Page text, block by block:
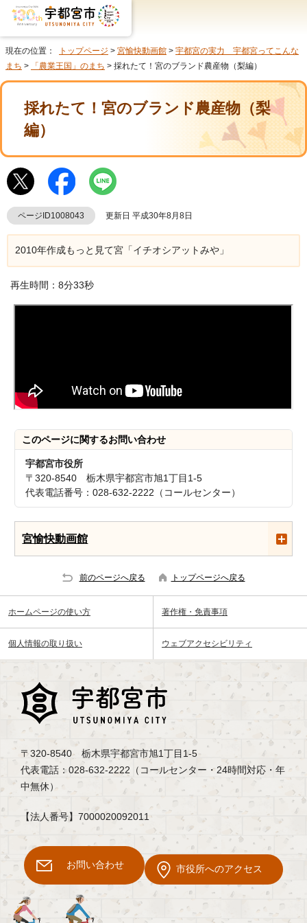
現在の位置： トップページ > 宮愉快動画館 > 宇都宮の実力 宇都宮ってこんな
まち > 「農業王国」のまち > 採れたて！宮のブランド農産物（梨編）
採れたて！宮のブランド農産物（梨
編）
ページID1008043 更新日 平成30年8月8日
2010年作成もっと見て宮「イチオシアットみや」
再生時間：8分33秒
このページに関するお問い合わせ
宇都宮市役所
〒320-8540 栃木県宇都宮市旭1丁目1-5
代表電話番号：028-632-2222（コールセンター）
宮愉快動画館
前のページへ戻る トップページへ戻る
ホームページの使い方 著作権・免責事項
個人情報の取り扱い ウェブアクセシビリティ
〒320-8540 栃木県宇都宮市旭1丁目1-5
代表電話：028-632-2222（コールセンター・24時間対応・年
中無休）
【法人番号】7000020092011
お問い合わせ 市役所へのアクセス